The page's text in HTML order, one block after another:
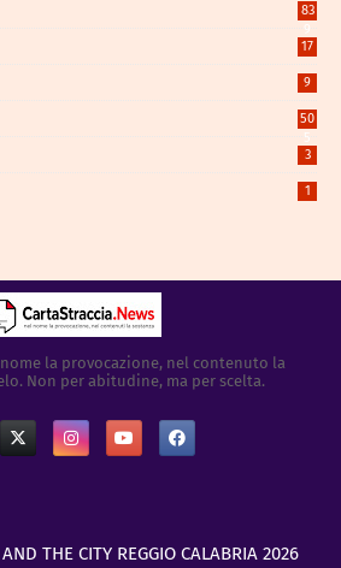
83
9
17
9
50
5
3
1
nome la provocazione, nel contenuto la
Non per abitudine, ma per scelta.
THE CITY REGGIO CALABRIA 2026